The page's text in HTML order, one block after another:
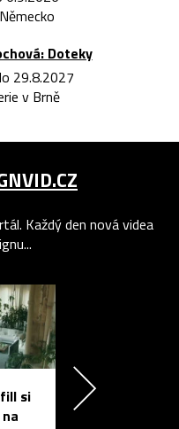
Doteky
29.8.2027
v Brně
Každý den nová videa
si